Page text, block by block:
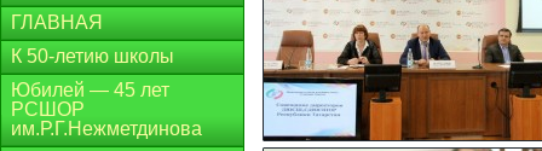
ГЛАВНАЯ
К 50-летию школы
Юбилей — 45 лет
РСШОР
им.Р.Г.Нежметдинова